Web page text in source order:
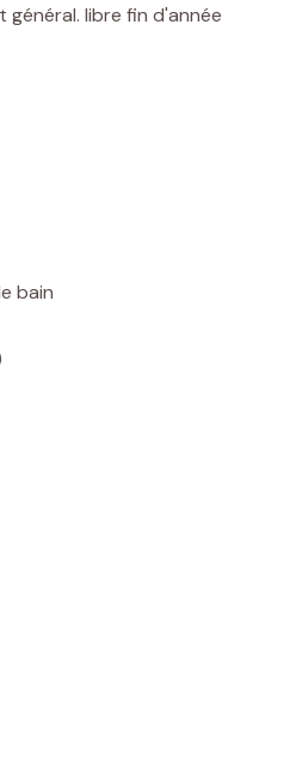
libre fin d'année
bain